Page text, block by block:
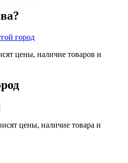
город
цены, наличие товаров и
цены, наличие товара и